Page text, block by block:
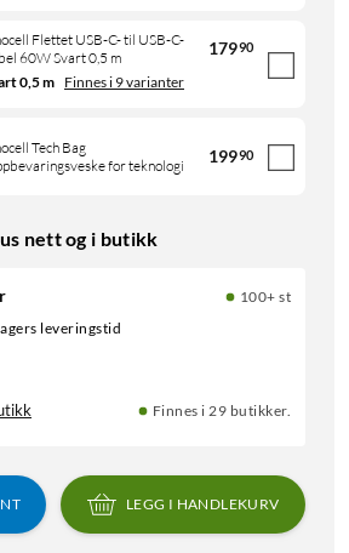
Flettet USB-C- til USB-C-
60W Svart 0,5 m
17990
0,5 m Finnes i 9 varianter
Tech Bag
for teknologi
19990
nett og i butikk
100+ st
leveringstid
Finnes i 29 butikker.
LEGG I HANDLEKURV